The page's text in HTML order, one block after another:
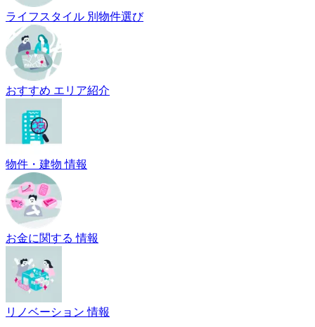
ライフスタイル 別物件選び
おすすめ エリア紹介
物件・建物 情報
お金に関する 情報
リノベーション 情報